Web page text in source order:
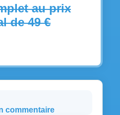
au prix
de 49 €
commentaire